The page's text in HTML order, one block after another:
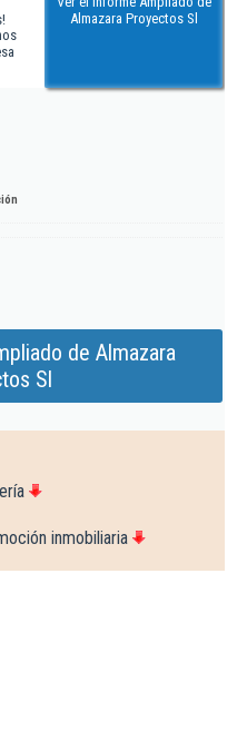
Almazara Proyectos Sl
de Almazara
Sl
inmobiliaria